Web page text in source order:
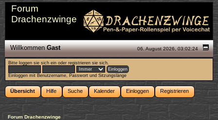
Forum
Drachenzwinge
06. August 2026, 03:02:24
WillkommenGast
Bitte loggen sie sich ein oderregistrieren sie sich.
Einloggen mit Benutzername, Passwort und Sitzungslänge
Übersicht Hilfe Suche Kalender Einloggen Registrieren
Forum Drachenzwinge